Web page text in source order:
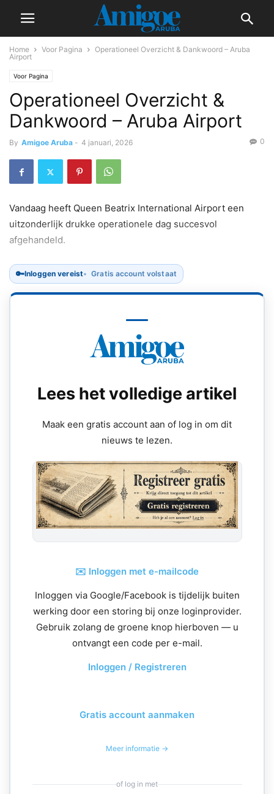
Home Voor Pagina
Operationeel Overzicht & Dankwoord – Aruba
Airport
Voor Pagina
Operationeel Overzicht &
Dankwoord – Aruba Airport
By Amigoe Aruba - 4 januari, 2026 0
Vandaag heeft Queen Beatrix International Airport een
uitzonderlijk drukke operationele dag succesvol
afgehandeld.
🔑Inloggen vereist Gratis account volstaat
Lees het volledige artikel
Maak een gratis account aan of log in om dit
nieuws te lezen.
✉️ Inloggen met e-mailcode
Inloggen via Google/Facebook is tijdelijk buiten
werking door een storing bij onze loginprovider.
Gebruik zolang de groene knop hierboven — u
ontvangt een code per e-mail.
Inloggen / Registreren
Gratis account aanmaken
Meer informatie →
of log in met